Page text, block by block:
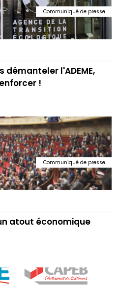
Communiqué de presse
démanteler l'ADEME,
!
Communiqué de presse
atout économique